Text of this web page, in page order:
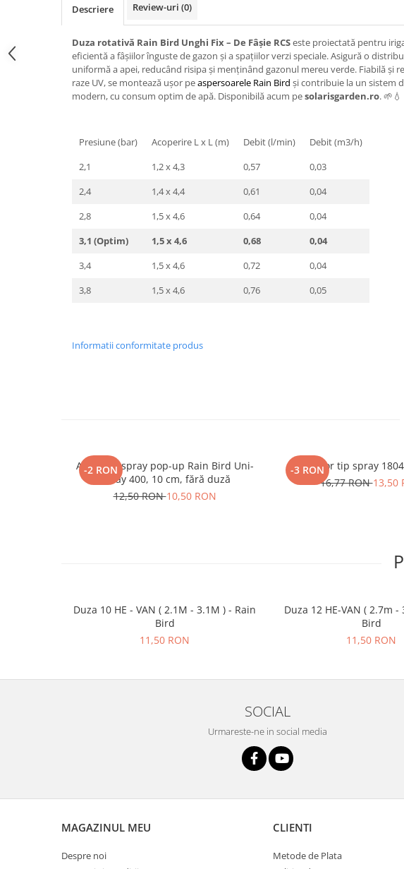
Descriere Review-uri (0)
Duza rotativă Rain Bird Unghi Fix – De Fâșie RCSeste proiectată pentru
eficientă a fâșiilor înguste de gazon și a spațiilor verzi speciale. Asigură o
uniformă a apei, reducând risipa și menținând gazonul mereu verde. Fiabilă și
raze UV, se montează ușor peaspersoarele Rain Bird și contribuie la un sistem
modern, cu consum optim de apă. Disponibilă acum pesolarisgarden.ro. 🌱💧
Presiune (bar) Acoperire L x L (m) Debit (l/min)
Debit (m3/h)
2,1
1,2 x 4,3 0,57
0,03
2,4
1,4 x 4,4 0,61
0,04
2,8
1,5 x 4,6 0,64
0,04
3,1 (Optim)
1,5 x 4,6 0,68
0,04
3,4
1,5 x 4,6 0,72
0,04
3,8
1,5 x 4,6 0,76 0,05
Informatii conformitate produs
-2 RON
Aspersor spray pop-up Rain Bird Uni-
Spray 400, 10 cm, fără duză
12,50 RON10,50 RON
-3 RON
Aspersor tip spray
16,77 RON13,50
Duza 10 HE - VAN ( 2.1M - 3.1M ) - Rain
Bird
11,50 RON
Duza 12 HE-VAN ( 2.7m -
Bird
11,50 RON
SOCIAL
Urmareste-ne in social media
MAGAZINUL MEU
Despre noi
CLIENTI
Metode de Plata